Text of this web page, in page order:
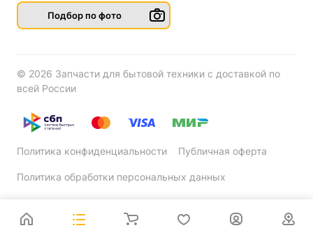
Подбор по фото
© 2026 Запчасти для бытовой техники с доставкой по
всей России
Политика конфиденциальности Публичная оферта
Политика обработки персональных данных